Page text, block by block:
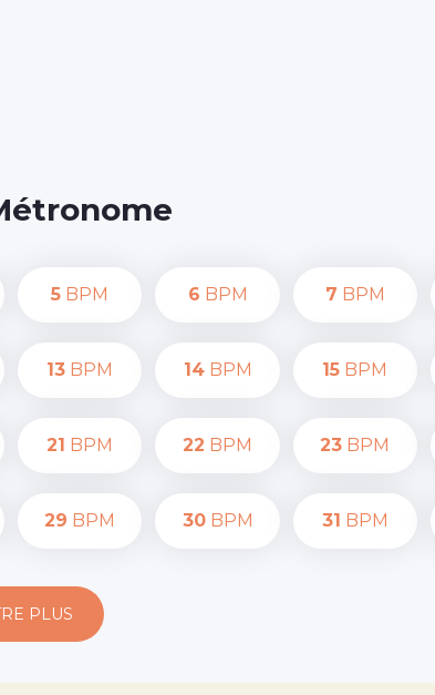
5 BPM 6 BPM 7 BPM
13 BPM 14BPM 15 BPM
21 BPM 22 BPM 23 BPM
29 BPM 30BPM 31 BPM
PLUS